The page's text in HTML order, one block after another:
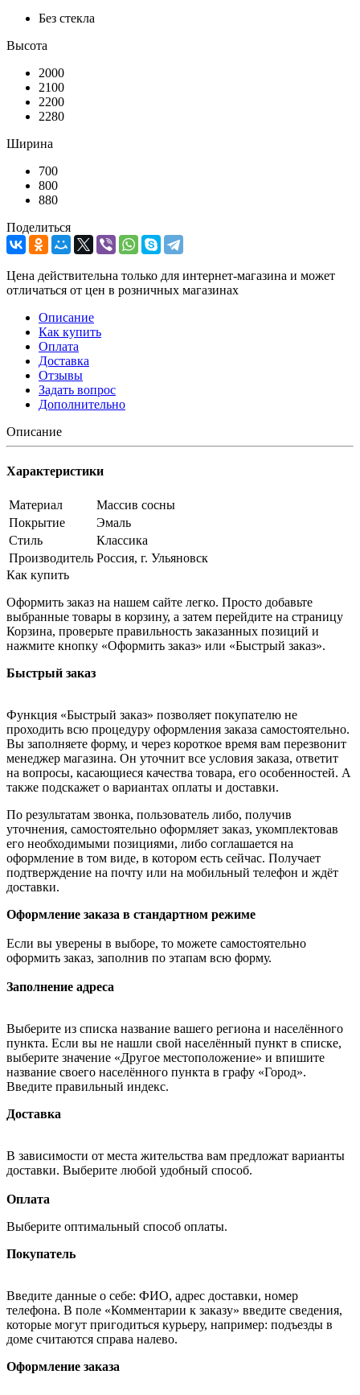
Без стекла
Высота
2000
2100
2200
2280
Ширина
700
800
880
Поделиться
Цена действительна только для интернет-магазина и может
отличаться от цен в розничных магазинах
Описание
Как купить
Оплата
Доставка
Отзывы
Задать вопрос
Дополнительно
Описание
Характеристики
Материал
Массив сосны
Покрытие
Эмаль
Стиль
Классика
Производитель Россия, г. Ульяновск
Как купить
Оформить заказ на нашем сайте легко. Просто добавьте
выбранные товары в корзину, а затем перейдите на страницу
Корзина, проверьте правильность заказанных позиций и
нажмите кнопку «Оформить заказ» или «Быстрый заказ».
Быстрый заказ
Функция «Быстрый заказ» позволяет покупателю не
проходить всю процедуру оформления заказа самостоятельно.
Вы заполняете форму, и через короткое время вам перезвонит
менеджер магазина. Он уточнит все условия заказа, ответит
на вопросы, касающиеся качества товара, его особенностей. А
также подскажет о вариантах оплаты и доставки.
По результатам звонка, пользователь либо, получив
уточнения, самостоятельно оформляет заказ, укомплектовав
его необходимыми позициями, либо соглашается на
оформление в том виде, в котором есть сейчас. Получает
подтверждение на почту или на мобильный телефон и ждёт
доставки.
Оформление заказа в стандартном режиме
Если вы уверены в выборе, то можете самостоятельно
оформить заказ, заполнив по этапам всю форму.
Заполнение адреса
Выберите из списка название вашего региона и населённого
пункта. Если вы не нашли свой населённый пункт в списке,
выберите значение «Другое местоположение» и впишите
название своего населённого пункта в графу «Город».
Введите правильный индекс.
Доставка
В зависимости от места жительства вам предложат варианты
доставки. Выберите любой удобный способ.
Оплата
Выберите оптимальный способ оплаты.
Покупатель
Введите данные о себе: ФИО, адрес доставки, номер
телефона. В поле «Комментарии к заказу» введите сведения,
которые могут пригодиться курьеру, например: подъезды в
доме считаются справа налево.
Оформление заказа